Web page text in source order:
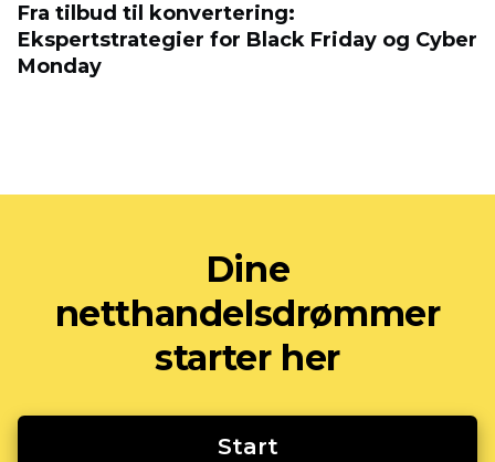
Fra tilbud til konvertering:
Ekspertstrategier for Black Friday og Cyber
​​Monday
Dine
netthandelsdrømmer
starter her
Start